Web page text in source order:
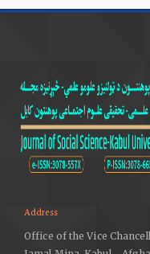
Address
Office of the Vice